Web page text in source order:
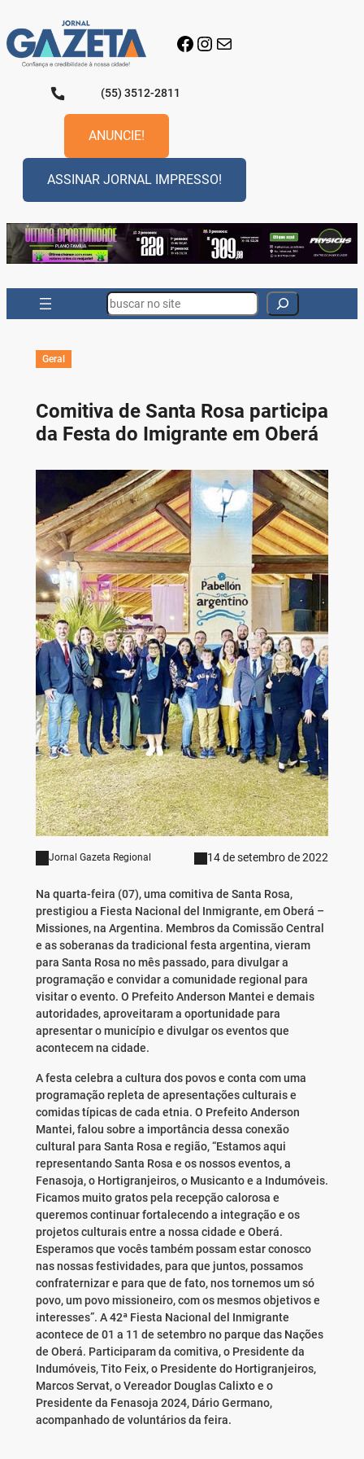
para
o
conteúdo
Facebook
Instagram
E-mail
(55) 3512-2811
ANUNCIE!
ASSINAR JORNAL IMPRESSO!
Search
Geral
Comitiva de Santa Rosa participa
da Festa do Imigrante em Oberá
Jornal Gazeta Regional 14 de setembro de 2022
Na quarta-feira (07), uma comitiva de Santa Rosa,
prestigiou a Fiesta Nacional del Inmigrante, em Oberá –
Missiones, na Argentina. Membros da Comissão Central
e as soberanas da tradicional festa argentina, vieram
para Santa Rosa no mês passado, para divulgar a
programação e convidar a comunidade regional para
visitar o evento. O Prefeito Anderson Mantei e demais
autoridades, aproveitaram a oportunidade para
apresentar o município e divulgar os eventos que
acontecem na cidade.
A festa celebra a cultura dos povos e conta com uma
programação repleta de apresentações culturais e
comidas típicas de cada etnia. O Prefeito Anderson
Mantei, falou sobre a importância dessa conexão
cultural para Santa Rosa e região, “Estamos aqui
representando Santa Rosa e os nossos eventos, a
Fenasoja, o Hortigranjeiros, o Musicanto e a Indumóveis.
Ficamos muito gratos pela recepção calorosa e
queremos continuar fortalecendo a integração e os
projetos culturais entre a nossa cidade e Oberá.
Esperamos que vocês também possam estar conosco
nas nossas festividades, para que juntos, possamos
confraternizar e para que de fato, nos tornemos um só
povo, um povo missioneiro, com os mesmos objetivos e
interesses”. A 42ª Fiesta Nacional del Inmigrante
acontece de 01 a 11 de setembro no parque das Nações
de Oberá. Participaram da comitiva, o Presidente da
Indumóveis, Tito Feix, o Presidente do Hortigranjeiros,
Marcos Servat, o Vereador Douglas Calixto e o
Presidente da Fenasoja 2024, Dário Germano,
acompanhado de voluntários da feira.